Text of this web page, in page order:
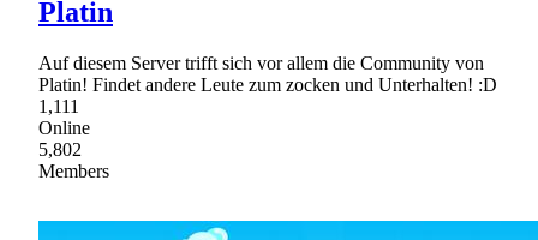
Platin
Auf diesem Server trifft sich vor allem die Community von
Platin! Findet andere Leute zum zocken und Unterhalten! :D
1,111
Online
5,802
Members